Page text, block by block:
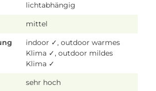
lichtabhängig
mittel
indoor ✓, outdoor warmes
Klima ✓, outdoor mildes
Klima ✓
sehr hoch